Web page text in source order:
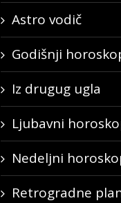
Astro vodič
Godišnji
Iz drugug ugla
Ljubavni
Nedeljni
Retrogradne